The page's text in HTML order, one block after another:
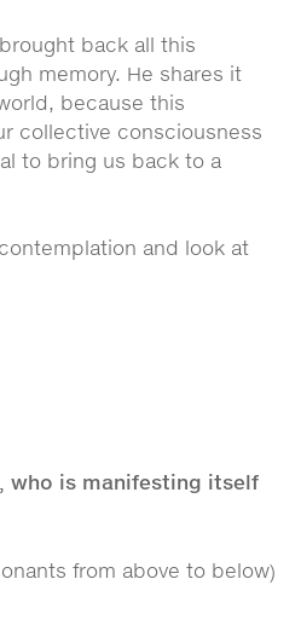
back all this
memory. He shares it
because this
collective consciousness
to bring us back to a
and look at
who is manifesting itself
from above to below)